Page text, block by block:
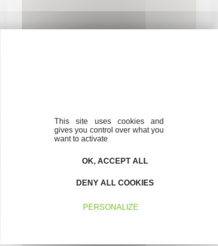
Trouvez à qui vous adresser
Créateurs, repreneurs, vos interlocuteurs en
This site uses cookies and
gives you control over what you
want to activate
OK, ACCEPT ALL
DENY ALL COOKIES
PERSONALIZE